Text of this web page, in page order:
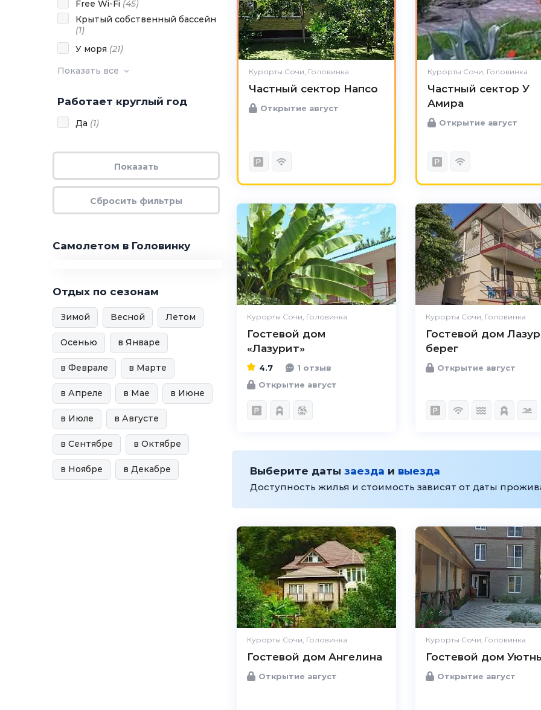
Free Wi-Fi (45)
Крытый собственный бассейн
(1)
У моря (21)
Показать все
Работает круглый год
Да (1)
Самолетом в Головинку
Отдых по сезонам
Зимой Весной Летом
Осенью в Январе
в Феврале в Марте
в Апреле в Мае в Июне
в Июле в Августе
в Сентябре в Октябре
в Ноябре в Декабре
Курорты Сочи, Головинка
Частный сектор Напсо
Открытие август
Курорты Сочи, Головинка
Частный сектор У
Амира
Открытие август
Курорты Сочи, Головинка
Гостевой дом
«Лазурит»
Чистота Великолепно
Комфорт Отлично
Расположение Великолепно
Удобства Отлично
Цена / качество Хорошо
Персонал Великолепно
4.7
1 отзыв
Открытие август
Курорты Сочи, Головинка
Гостевой дом
берег
Открытие август
Выберите даты заезда и выезда
Доступность жилья и стоимость зависят от даты
Курорты Сочи, Головинка
Гостевой дом Ангелина
Открытие август
Курорты Сочи, Головинка
Гостевой дом
Открытие август